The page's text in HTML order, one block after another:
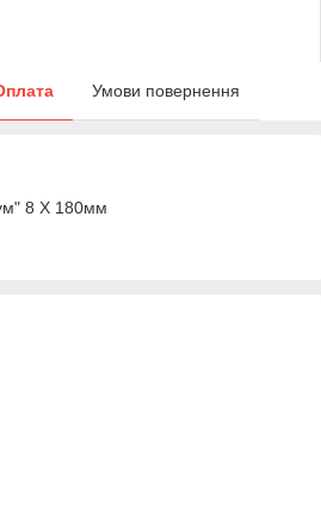
Умови повернення
8 Х 180мм